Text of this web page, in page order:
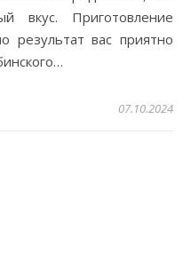
вкус. Приготовление
результат вас приятно
07.10.2024